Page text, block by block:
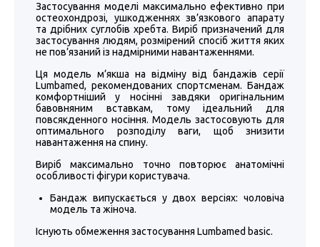
Застосування моделі максимально ефективно при
остеохондрозі, ушкодженнях зв’язкового апарату
та дрібних суглобів хребта. Виріб призначений для
застосування людям, розмірений спосіб життя яких
не пов’язаний із надмірними навантаженнями.
Ця модель м’якша на відміну від бандажів серії
Lumbamed, рекомендованих спортсменам. Бандаж
комфортніший у носінні завдяки оригінальним
бавовняним вставкам, тому ідеальний для
повсякденного носіння. Модель застосовують для
оптимального розподілу ваги, щоб знизити
навантаження на спину.
Виріб максимально точно повторює анатомічні
особливості фігури користувача.
Бандаж випускається у двох версіях: чоловіча
модель та жіноча.
Існують обмеження застосування Lumbamed basic.